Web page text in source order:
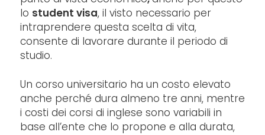
lo student visa, il visto necessario per
intraprendere questa scelta di vita,
consente di lavorare durante il periodo di
studio.
Un corso universitario ha un costo elevato
anche perché dura almeno tre anni, mentre
i costi dei corsi di inglese sono variabili in
base all’ente che lo propone e alla durata,